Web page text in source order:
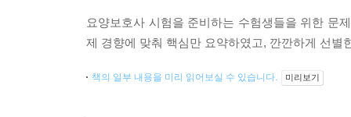
요양보호사 시험을 준비하는 수험생들을 위한 문
제 경향에 맞춰 핵심만 요약하였고, 깐깐하게 선
책의 일부 내용을 미리 읽어보실 수 있습니다. 미리보기